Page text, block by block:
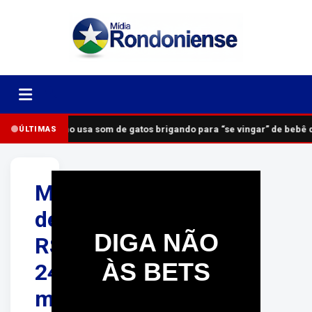
ÚLTIMASVizinho usa som de gatos brigando para “se vingar” de bebê
Mais
de
R$
240
mil
DIGA NÃO
ÀS BETS